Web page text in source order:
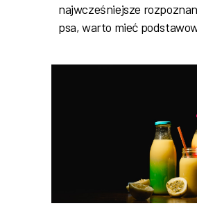
najwcześniejsze
psa, warto mieć